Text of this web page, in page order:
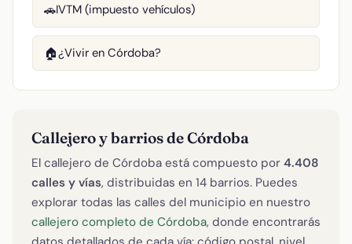
🚗IVTM (impuesto vehículos)
🏠¿Vivir en Córdoba?
Callejero y barrios de Córdoba
El callejero de Córdoba está compuesto por 4.408
calles y vías, distribuidas en 14 barrios. Puedes
explorar todas las calles del municipio en nuestro
callejero completo de Córdoba, donde encontrarás